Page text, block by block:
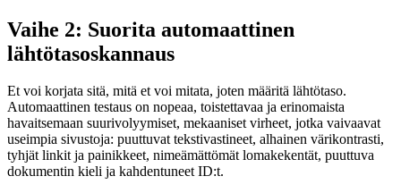
Vaihe 2: Suorita automaattinen
lähtötasoskannaus
Et voi korjata sitä, mitä et voi mitata, joten määritä lähtötaso.
Automaattinen testaus on nopeaa, toistettavaa ja erinomaista
havaitsemaan suurivolyymiset, mekaaniset virheet, jotka vaivaavat
useimpia sivustoja: puuttuvat tekstivastineet, alhainen värikontrasti,
tyhjät linkit ja painikkeet, nimeämättömät lomakekentät, puuttuva
dokumentin kieli ja kahdentuneet ID:t.